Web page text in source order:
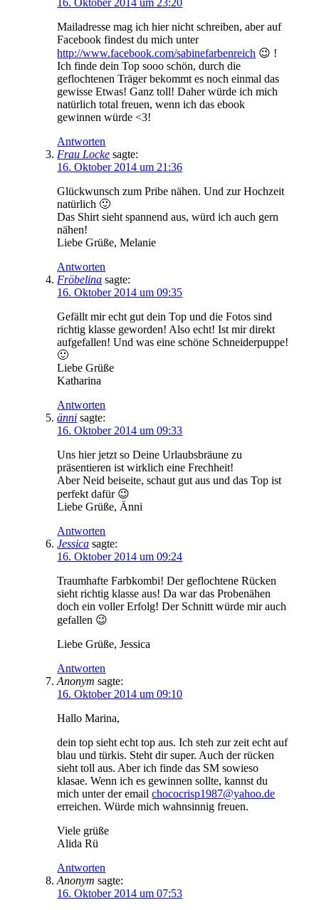
16. Oktober 2014 um 23:20
Mailadresse mag ich hier nicht schreiben, aber auf
Facebook findest du mich unter
http://www.facebook.com/sabinefarbenreich 😉 !
Ich finde dein Top sooo schön, durch die
geflochtenen Träger bekommt es noch einmal das
gewisse Etwas! Ganz toll! Daher würde ich mich
natürlich total freuen, wenn ich das ebook
gewinnen würde <3!
Antworten
Frau Locke sagte:
16. Oktober 2014 um 21:36
Glückwunsch zum Pribe nähen. Und zur Hochzeit
natürlich 🙂
Das Shirt sieht spannend aus, würd ich auch gern
nähen!
Liebe Grüße, Melanie
Antworten
Fröbelina sagte:
16. Oktober 2014 um 09:35
Gefällt mir echt gut dein Top und die Fotos sind
richtig klasse geworden! Also echt! Ist mir direkt
aufgefallen! Und was eine schöne Schneiderpuppe!
🙂
Liebe Grüße
Katharina
Antworten
änni sagte:
16. Oktober 2014 um 09:33
Uns hier jetzt so Deine Urlaubsbräune zu
präsentieren ist wirklich eine Frechheit!
Aber Neid beiseite, schaut gut aus und das Top ist
perfekt dafür 😉
Liebe Grüße, Änni
Antworten
Jessica sagte:
16. Oktober 2014 um 09:24
Traumhafte Farbkombi! Der geflochtene Rücken
sieht richtig klasse aus! Da war das Probenähen
doch ein voller Erfolg! Der Schnitt würde mir auch
gefallen 😉
Liebe Grüße, Jessica
Antworten
Anonym sagte:
16. Oktober 2014 um 09:10
Hallo Marina,
dein top sieht echt top aus. Ich steh zur zeit echt auf
blau und türkis. Steht dir super. Auch der rücken
sieht toll aus. Aber ich finde das SM sowieso
klasae. Wenn ich es gewinnen sollte, kannst du
mich unter der emailchococrisp1987@yahoo.de
erreichen. Würde mich wahnsinnig freuen.
Viele grüße
Alida Rü
Antworten
Anonym sagte:
16. Oktober 2014 um 07:53